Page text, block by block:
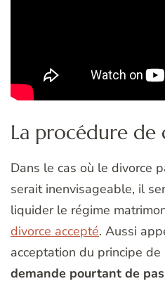
La procédure
Dans le cas où le divorce
serait inenvisageable, il
liquider le régime
divorce accepté. Aussi
acceptation du principe
demande pourtant de